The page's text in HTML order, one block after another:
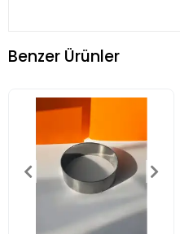
Benzer Ürünler